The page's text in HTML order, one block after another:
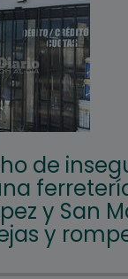
de
y San
y